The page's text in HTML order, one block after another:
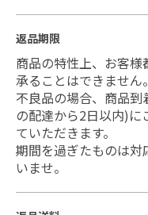
返品期限
商品の特性上、お客
承ることはできません。
不良品の場合、商品
の配達から2日以内)
ていただきます。
期間を過ぎたものは対
いませ。